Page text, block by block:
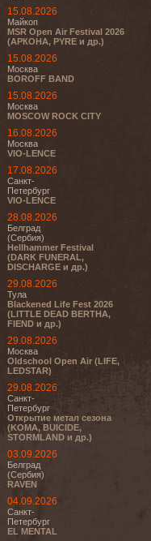
15.08.2026
Майкоп
MSR Open Air Festival 2026
(АРКОНА, PYRE и др.)
15.08.2026
Москва
BOROFF BAND
15.08.2026
Москва
MOSCOW ROCK CITY
16.08.2026
Москва
VIO-LENCE
17.08.2026
Санкт-
Петербург
VIO-LENCE
28.08.2026
Белград
(Сербия)
Hellhammer Festival
(DARK FUNERAL,
DISCHARGE и др.)
29.08.2026
Тула
Blackened Life Fest 2026
(LITTLE DEAD BERTHA,
FIEND и др.)
29.08.2026
Москва
Oldschool Open Air (LIFE,
LEDSTAR)
29.08.2026
Санкт-
Петербург
Открытие метал сезона
(KOMA, BUICIDE,
STORMLAND и др.)
03.09.2026
Белград
(Сербия)
RAVEN
04.09.2026
Санкт-
Петербург
EL MENTAL